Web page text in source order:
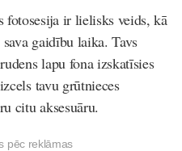
fotosesija ir lielisks veids, kā
gaidību laika. Tavs
lapu fona izskatīsies
tavu grūtnieces
citu aksesuāru.
pēc reklāmas